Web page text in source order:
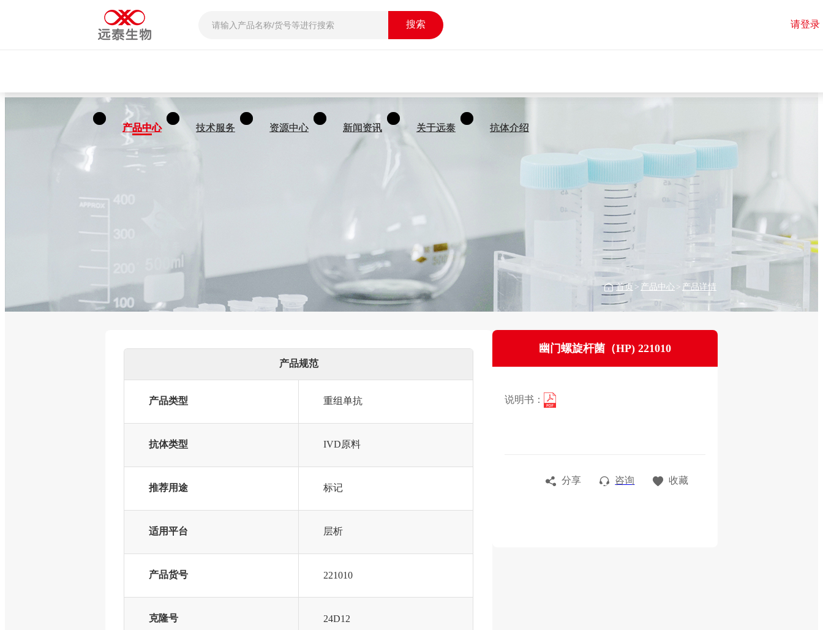
搜索 请登录
产品中心 技术服务 资源中心 新闻资讯 关于远泰 抗体介绍
首页 > 产品中心 > 产品详情
产品规范
产品类型 重组单抗
抗体类型 IVD原料
推荐用途 标记
适用平台 层析
产品货号 221010
克隆号 24D12
幽门螺旋杆菌（HP) 221010
说明书：
分享 咨询 收藏
搜索 请登录
产品中心 技术服务 资源中心 新闻资讯 关于远泰 抗体介绍